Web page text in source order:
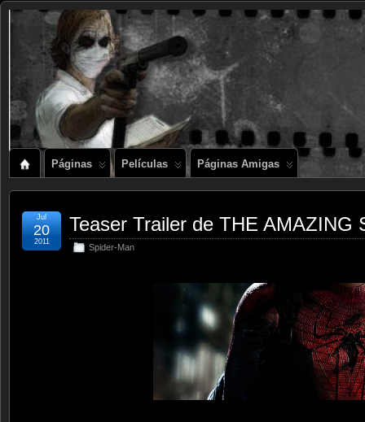
Páginas Películas Páginas Amigas
Teaser Trailer de THE AMAZING
Spider-Man
Jul
20
2011